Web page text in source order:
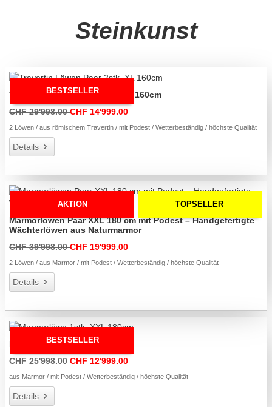
Steinkunst
BESTSELLER
Travertin Löwen Paar 2stk. XL 160cm
CHF 29'998.00CHF 14'999.00
2 Löwen / aus römischem Travertin / mit Podest / Wetterbeständig / höchste Qualität
Details
AKTION TOPSELLER
Marmorlöwen Paar XXL 180 cm mit Podest – Handgefertigte
Wächterlöwen aus Naturmarmor
CHF 39'998.00CHF 19'999.00
2 Löwen / aus Marmor / mit Podest / Wetterbeständig / höchste Qualität
Details
BESTSELLER
Marmorlöwe 1stk. XXL 180cm
CHF 25'998.00CHF 12'999.00
aus Marmor / mit Podest / Wetterbeständig / höchste Qualität
Details